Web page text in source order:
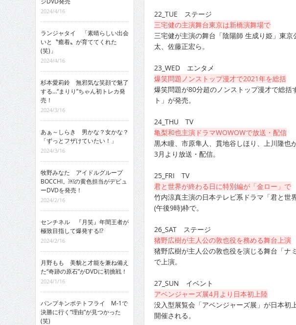
22_TUE ステージ
三宅健の主演舞台東京は新橋演舞場で
三宅健が主演の舞台「陰陽師 生成り姫」東
太、佐藤正宏ら。
23_WED エンタメ
爆笑問題ノンストップ漫才で2021年を総括
爆笑問題が80分超のノンストップ漫才で総
ト」が発売。
24_THU TV
亀梨和也主演ドラマWOWOWで放送・配信
黒木瞳、市原隼人、貫地谷しほり、上川隆也
3月より放送・配信。
25_FRI TV
君と世界が終わる日に特別編が「金ロー」で
竹内涼真主演の日本テレビ系ドラマ「君と世
(午後9時)枠で。
26_SAT ステージ
猪野広樹が主人公の敦也役を務める舞台上演
猪野広樹が主人公の敦也役を演じる舞台「ナ
で上演。
27_SUN イベント
アベンジャーズ展4月より日本初上陸
没入型展覧会「アベンジャーズ展」が日本初
開催される。
2024/4/16
ランジャタイ 「素晴らしい出会
いと〝癒着〟が育ててくれた
(笑)」
2024/4/16
杉本愛莉鈴 無邪気な笑顔で魅了
する…“まりり”ちゃん初トレカ発
売！
2024/3/16
あぁ～しらき 男かな？女かな？
「ずっとフザけていたい！」
2024/3/16
牧野みなた アイドルグループ
BOCCHI。￼の黄色担当がデビュ
ーDVDを発売！
2024/2/16
センチネル 『月笑』年間王者が
極致目指して爆発する!?
2024/2/16
月野もも 美貌と才能を兼ね備え
た“奇跡の原石”がDVDに初挑戦！
2024/1/16
パンプキンポテトフライ M-1で
決勝に行く“理由”が見つかった
(笑)